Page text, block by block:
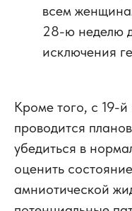
всем
28-ю неделю
исключения
Кроме того, с 19-
проводится
убедиться в
оценить
амниотической